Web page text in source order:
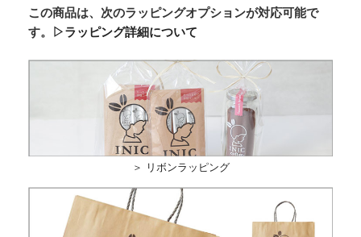
この商品は、次のラッピングオプションが対応可能で
す。
▷ラッピング詳細について
＞ リボンラッピング